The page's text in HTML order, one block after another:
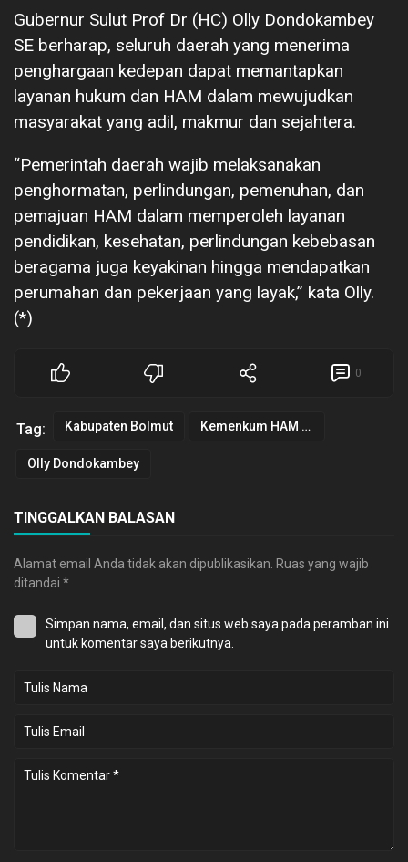
Gubernur Sulut Prof Dr (HC) Olly Dondokambey
SE berharap, seluruh daerah yang menerima
penghargaan kedepan dapat memantapkan
layanan hukum dan HAM dalam mewujudkan
masyarakat yang adil, makmur dan sejahtera.
“Pemerintah daerah wajib melaksanakan
penghormatan, perlindungan, pemenuhan, dan
pemajuan HAM dalam memperoleh layanan
pendidikan, kesehatan, perlindungan kebebasan
beragama juga keyakinan hingga mendapatkan
perumahan dan pekerjaan yang layak,” kata Olly.
(*)
0
Tag: Kabupaten Bolmut Kemenkum HAM Kanwil Sulut
Olly Dondokambey
TINGGALKAN BALASAN
Alamat email Anda tidak akan dipublikasikan. Ruas yang wajib
ditandai *
Simpan nama, email, dan situs web saya pada peramban ini
untuk komentar saya berikutnya.